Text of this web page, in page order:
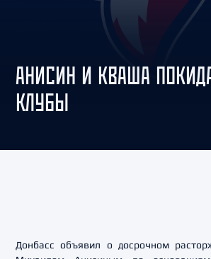
АНИСИН И КВАША
КЛУБЫ
Донбасс объявил о досрочном